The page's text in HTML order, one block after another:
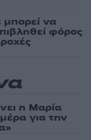
να
φόρος
η Μαρία
για την